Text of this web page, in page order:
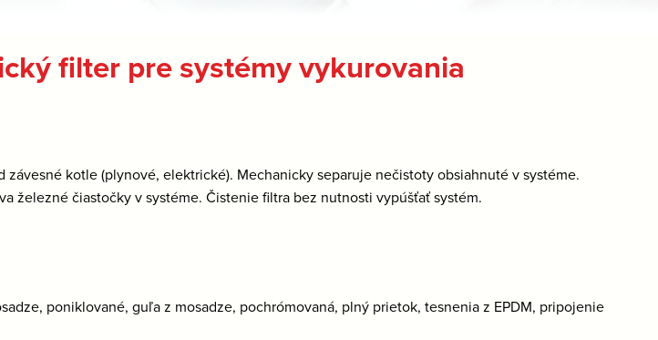
filter pre systémy vykurovania
závesné kotle (plynové, elektrické). Mechanicky separuje nečistoty obsiahnuté v systéme.
železné čiastočky v systéme. Čistenie filtra bez nutnosti vypúšťať systém.
poniklované, guľa z mosadze, pochrómovaná, plný prietok, tesnenia z EPDM, pripojenie